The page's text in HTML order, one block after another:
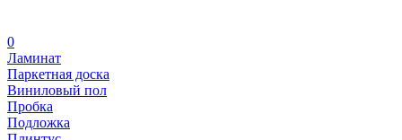
0
Ламинат
Паркетная доска
Виниловый пол
Пробка
Подложка